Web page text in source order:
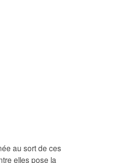
au sort de ces
elles pose la